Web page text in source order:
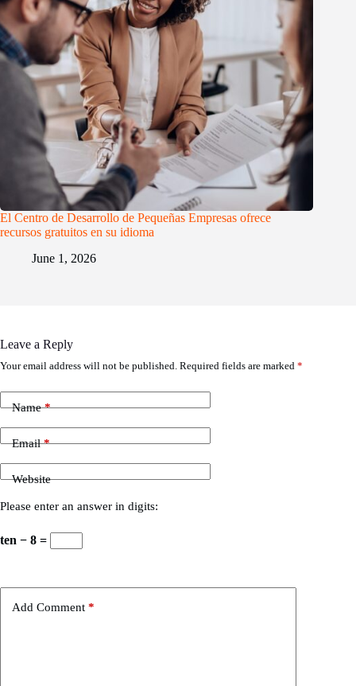
El Centro de Desarrollo de Pequeñas Empresas ofrece
recursos gratuitos en su idioma
June 1, 2026
Leave a Reply
Your email address will not be published. Required fields are marked *
Name*
Email*
Website
Please enter an answer in digits:
ten − 8 =
Add Comment *